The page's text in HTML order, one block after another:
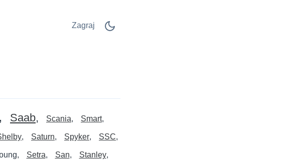
Zagraj
Saab Scania Smart
Saturn Spyker SSC
Setra San Stanley